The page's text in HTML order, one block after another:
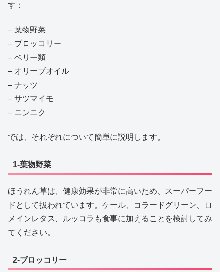
す：
– 葉物野菜
– ブロッコリー
– ベリー類
– オリーブオイル
– ナッツ
– サツマイモ
– ニンニク
では、それぞれについて簡単に説明します。
1-葉物野菜
ほうれん草は、健康効果が非常に高いため、スーパーフー
ドとして扱われています。ケール、コラードグリーン、ロ
メインレタス、ルッコラも食事に加えることを検討してみ
てください。
2-ブロッコリー